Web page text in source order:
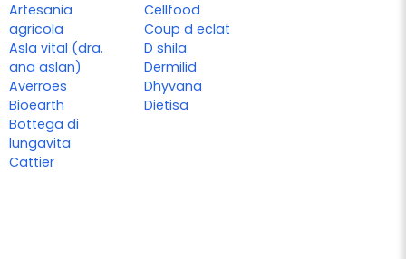
Artesania
agricola
Asla vital (dra.
ana aslan)
Averroes
Bioearth
Bottega di
lungavita
Cattier
Cellfood
Coup d eclat
D shila
Dermilid
Dhyvana
Dietisa